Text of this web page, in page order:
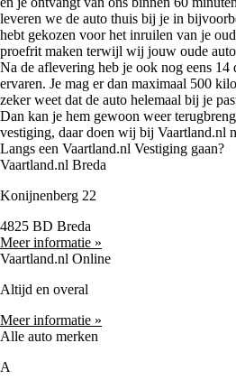
leveren we de auto thuis bij je in
hebt gekozen voor het inruilen van je
proefrit maken terwijl wij jouw oude
Na de aflevering heb je ook nog eens 14
ervaren. Je mag er dan maximaal 500
zeker weet dat de auto helemaal bij je
Dan kan je hem gewoon weer
vestiging, daar doen wij bij Vaartland.nl
Langs een Vaartland.nl Vestiging gaan?
Vaartland.nl Breda
Konijnenberg 22
4825 BD Breda
Meer informatie »
Vaartland.nl Online
Altijd en overal
Meer informatie »
Alle auto merken
A